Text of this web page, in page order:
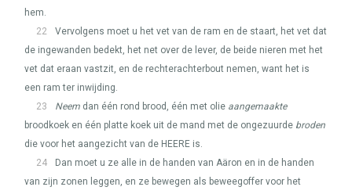
hem.
22
Vervolgens moet u het vet van de ram en de staart, het vet dat
de ingewanden bedekt, het net over de lever, de beide nieren met het
vet dat eraan vastzit, en de rechterachterbout nemen, want het is
een ram ter inwijding.
23
Neem dan één rond brood, één met olie aangemaakte
broodkoek en één platte koek uit de mand met de ongezuurde broden
die voor het aangezicht van de HEERE is.
24
Dan moet u ze alle in de handen van Aäron en in de handen
van zijn zonen leggen, en ze bewegen als beweegoffer voor het